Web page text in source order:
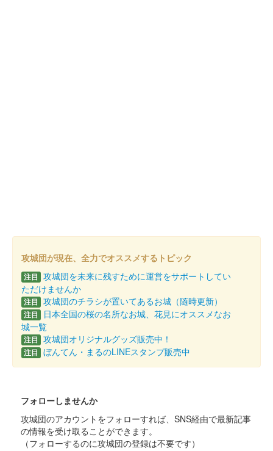
攻城団が現在、全力でオススメするトピック
注目 攻城団を未来に残すために運営をサポートしてい
ただけませんか
注目 攻城団のチラシが置いてあるお城（随時更新）
注目
日本全国の桜の名所なお城、花見にオススメなお
城一覧
注目 攻城団オリジナルグッズ販売中！
注目 ぼんてん・まるのLINEスタンプ販売中
フォローしませんか
攻城団のアカウントをフォローすれば、SNS経由で最新記事
の情報を受け取ることができます。
（フォローするのに攻城団の登録は不要です）